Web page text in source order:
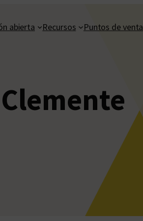
abierta Recursos Puntos de venta